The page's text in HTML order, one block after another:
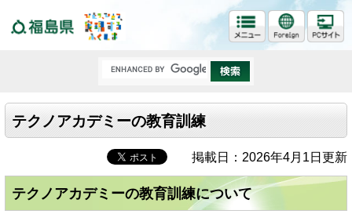
テクノアカデミーの教育訓練
掲載日：2026年4月1日更新
テクノアカデミーの教育訓練について